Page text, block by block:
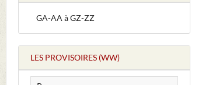
GA-AA à GZ-ZZ
LES PROVISOIRES (WW)